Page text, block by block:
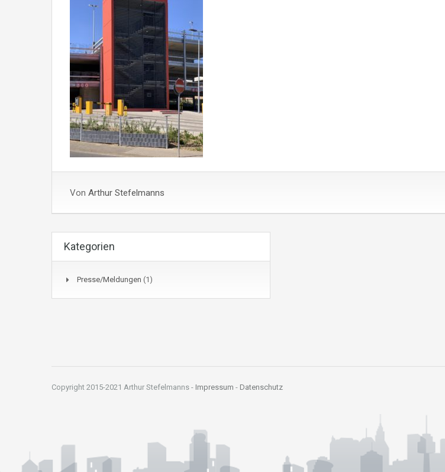
Von Arthur Stefelmanns
Kategorien
Presse/Meldungen (1)
Copyright 2015-2021 Arthur Stefelmanns - Impressum - Datenschutz